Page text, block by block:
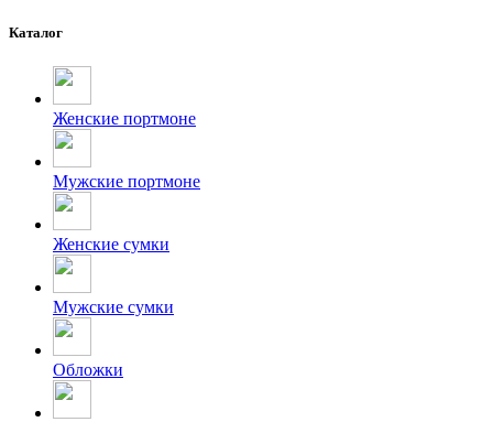
Каталог
Женские портмоне
Мужские портмоне
Женские сумки
Мужские сумки
Обложки